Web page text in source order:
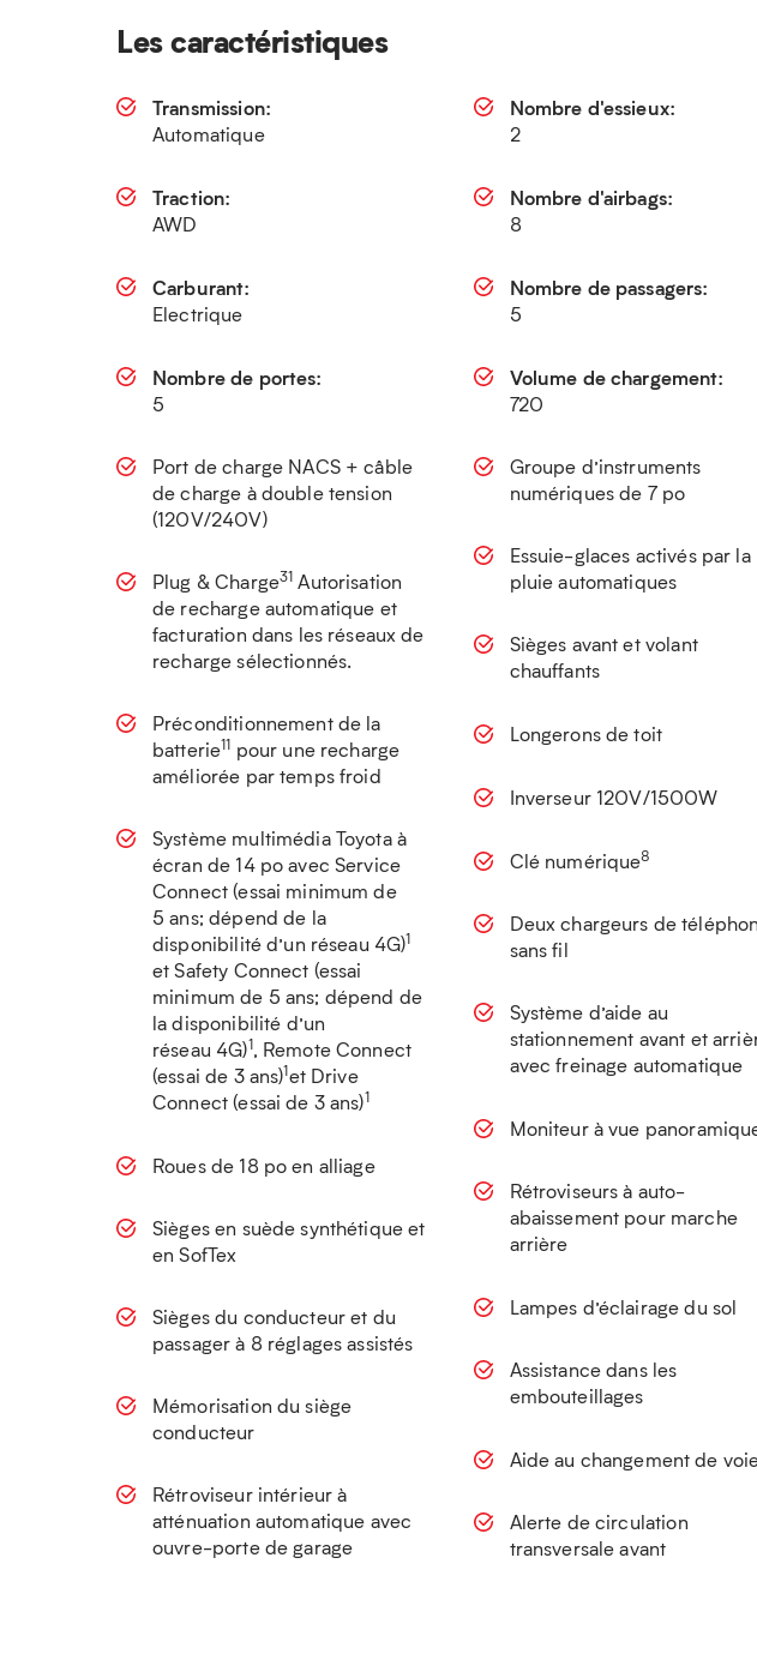
Les caractéristiques
Transmission:
Automatique
Traction:
AWD
Carburant:
Electrique
Nombre de portes:
5
Nombre d'essieux:
2
Nombre d'airbags:
8
Nombre de passagers:
5
Volume de chargement:
720
Port de charge NACS + câble
de charge à double tension
(120V/240V)
Plug & Charge31 Autorisation
de recharge automatique et
facturation dans les réseaux de
recharge sélectionnés.
Préconditionnement de la
batterie11 pour une recharge
améliorée par temps froid
Système multimédia Toyota à
écran de 14 po avec Service
Connect (essai minimum de
5 ans; dépend de la
disponibilité d’un réseau 4G)1
et Safety Connect (essai
minimum de 5 ans; dépend de
la disponibilité d’un
réseau 4G)1, Remote Connect
(essai de 3 ans)1et Drive
Connect (essai de 3 ans)1
Roues de 18 po en alliage
Sièges en suède synthétique et
en SofTex
Sièges du conducteur et du
passager à 8 réglages assistés
Mémorisation du siège
conducteur
Rétroviseur intérieur à
atténuation automatique avec
ouvre-porte de garage
Groupe d’instruments
numériques de 7 po
Essuie-glaces activés par la
pluie automatiques
Sièges avant et volant
chauffants
Longerons de toit
Inverseur 120V/1500W
Clé numérique8
Deux chargeurs de
sans fil
Système d’aide au
stationnement avant et
avec freinage automatique
Moniteur à vue
Rétroviseurs à auto-
abaissement pour marche
arrière
Lampes d’éclairage du sol
Assistance dans les
embouteillages
Aide au changement de
Alerte de circulation
transversale avant